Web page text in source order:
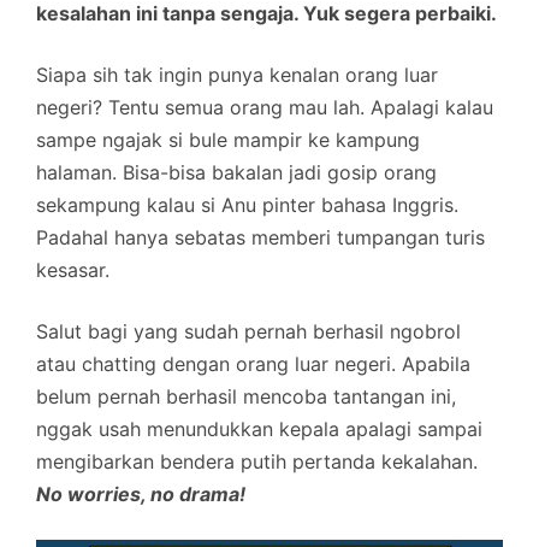
kesalahan ini tanpa sengaja. Yuk segera perbaiki.
Siapa sih tak ingin punya kenalan orang luar
negeri? Tentu semua orang mau lah. Apalagi kalau
sampe ngajak si bule mampir ke kampung
halaman. Bisa-bisa bakalan jadi gosip orang
sekampung kalau si Anu pinter bahasa Inggris.
Padahal hanya sebatas memberi tumpangan turis
kesasar.
Salut bagi yang sudah pernah berhasil ngobrol
atau chatting dengan orang luar negeri. Apabila
belum pernah berhasil mencoba tantangan ini,
nggak usah menundukkan kepala apalagi sampai
mengibarkan bendera putih pertanda kekalahan.
No worries, no drama!